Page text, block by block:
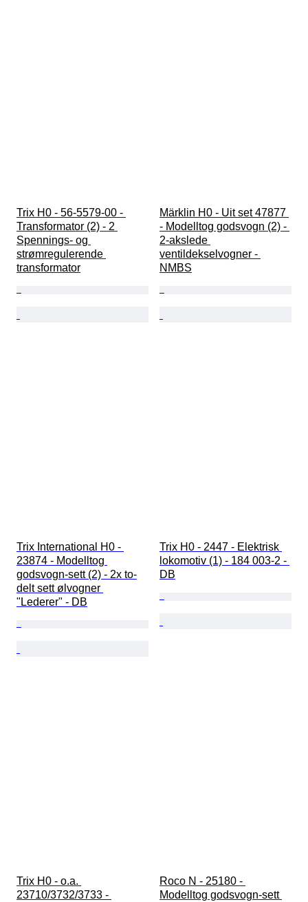
Trix H0 - 56-5579-00 -
Transformator (2) - 2
Spennings- og
strømregulerende
transformator
Märklin H0 - Uit set 47877
- Modelltog godsvogn (2) -
2-akslede
ventildekselvogner -
NMBS
Trix International H0 -
23874 - Modelltog
godsvogn-sett (2) - 2x to-
delt sett ølvogner
"Lederer" - DB
Trix H0 - 2447 - Elektrisk
lokomotiv (1) - 184 003-2 -
DB
Trix H0 - o.a.
23710/3732/3733 -
Roco N - 25180 -
Modelltog godsvogn-sett